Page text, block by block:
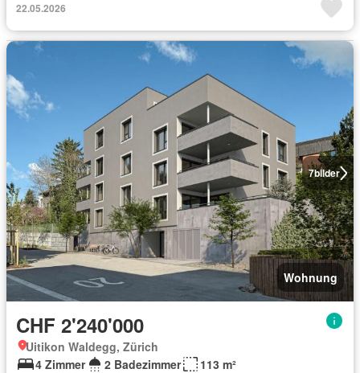
22.05.2026
7bilder
Wohnung
CHF 2'240'000
Uitikon Waldegg, Zürich
4 Zimmer
2 Badezimmer
113 m²